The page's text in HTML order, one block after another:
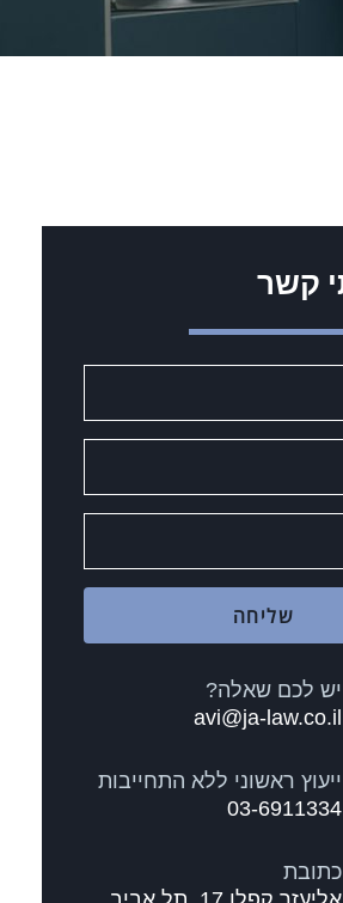
קשר
שליחה
יש לכם שאלה?
avi@ja-law.co.il
ייעוץ ראשוני ללא התחייבות
03-6911334
כתובת